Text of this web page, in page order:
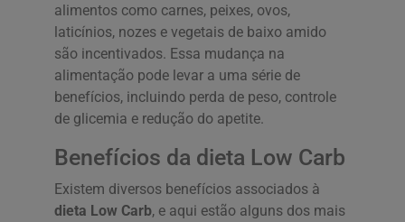
alimentos como carnes, peixes, ovos,
laticínios, nozes e vegetais de baixo amido
são incentivados. Essa mudança na
alimentação pode levar a uma série de
benefícios, incluindo perda de peso, controle
de glicemia e redução do apetite.
Benefícios da dieta Low Carb
Existem diversos benefícios associados à
dieta Low Carb, e aqui estão alguns dos mais